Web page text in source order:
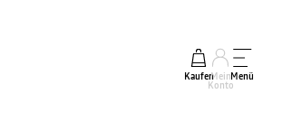
KaufenMein
Konto
Menü